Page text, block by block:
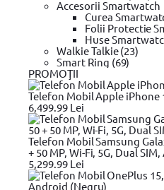
Accesorii Smartwatch
Curea
Folii Protectie
Huse
Walkie Talkie (23)
Smart Ring (69)
PROMOŢII
Telefon Mobil Apple iPhone
6,499.99 Lei
Telefon Mobil Samsung
+ 50 MP, Wi-Fi, 5G, Dual
5,299.99 Lei
Echipamente de protectie
(198)
Surubelnita electrica(23)
Oferte
Stoc magazin
Stoc depozit
Stoc furnizor
Produse noi
Toate
Resigilate
Brand